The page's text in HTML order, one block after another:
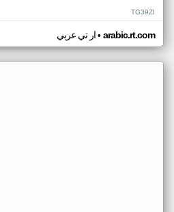
TG39ZI
ار تي عربي• arabic.rt.com